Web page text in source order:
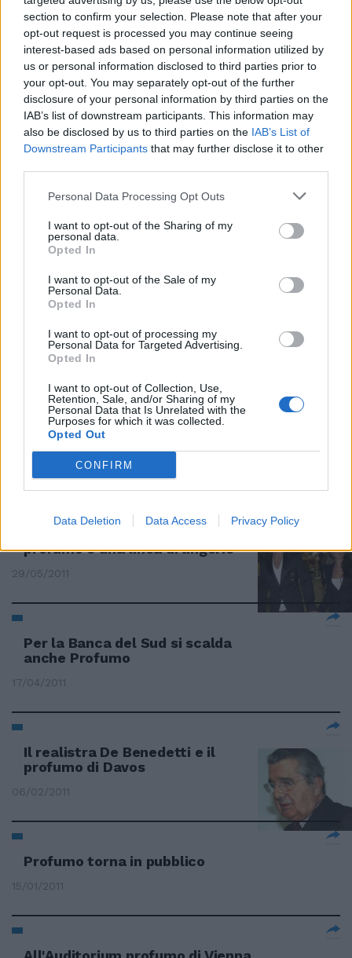
section to confirm your selection. Please note that after your
opt-out request is processed you may continue seeing
interest-based ads based on personal information utilized by
us or personal information disclosed to third parties prior to
your opt-out. You may separately opt-out of the further
disclosure of your personal information by third parties on the
IAB’s list of downstream participants. This information may
also be disclosed by us to third parties on the IAB’s List of
Downstream Participants that may further disclose it to other
Personal Data Processing Opt Outs
I want to opt-out of the Sharing of my
personal data.
Opted In
I want to opt-out of the Sale of my
Personal Data.
Opted In
I want to opt-out of processing my
Personal Data for Targeted Advertising.
Opted In
I want to opt-out of Collection, Use,
Retention, Sale, and/or Sharing of my
Personal Data that Is Unrelated with the
Purposes for which it was collected.
Opted Out
CONFIRM
Data Deletion Data Access Privacy Policy
Alessandro Profumo pronto a
scendere in politica
04/09/2011
di SARINA BIRAGHI Tra indomiti
pungente di mirto e lentisco, in
una terra circondata da mare di
straordinaria bellezza e spiagge
di sabbia bianca si realizzò un
sogno d'indipendenza.
Profumo, a ciascuno il suo.
profumo e una linea di lingerie
29/05/2011
Per la Banca del Sud si scalda
anche Profumo
17/04/2011
Il realistra De Benedetti e il
profumo di Davos
06/02/2011
Profumo torna in pubblico
15/01/2011